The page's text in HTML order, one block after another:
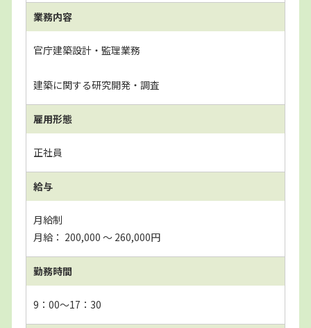
業務内容
官庁建築設計・監理業務
建築に関する研究開発・調査
雇用形態
正社員
給与
月給制
月給： 200,000 〜 260,000円
勤務時間
9：00～17：30